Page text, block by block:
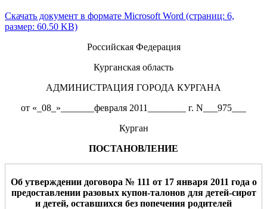
Скачать документ в формате Microsoft Word (страниц: 6,
размер: 60.50 KB)
Российская Федерация
Курганская область
АДМИНИСТРАЦИЯ ГОРОДА КУРГАНА
от «_08_»_______февраля 2011________ г. N___975___
Курган
ПОСТАНОВЛЕНИЕ
Об утверждении договора № 111 от 17 января 2011 года о
предоставлении разовых купон-талонов для детей-сирот
и детей, оставшихся без попечения родителей